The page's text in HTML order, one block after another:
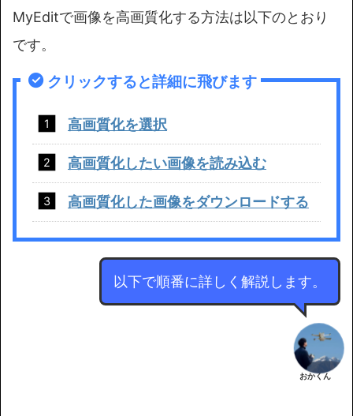
MyEditで画像を高画質化する方法は以下のとおり
です。
クリックすると詳細に飛びます
高画質化を選択
高画質化したい画像を読み込む
高画質化した画像をダウンロードする
以下で順番に詳しく解説します。
おかくん